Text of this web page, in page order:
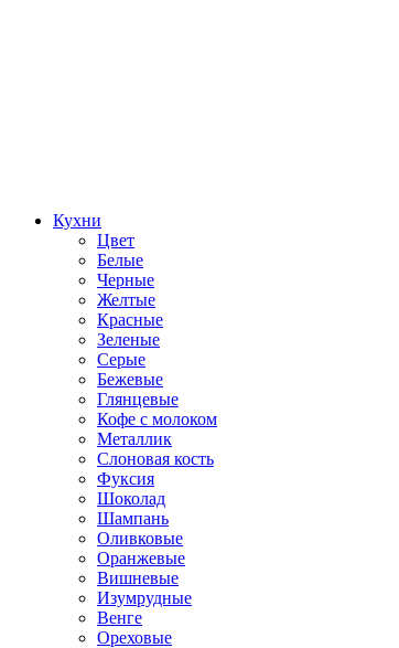
Кухни
Цвет
Белые
Черные
Желтые
Красные
Зеленые
Серые
Бежевые
Глянцевые
Кофе с молоком
Металлик
Слоновая кость
Фуксия
Шоколад
Шампань
Оливковые
Оранжевые
Вишневые
Изумрудные
Венге
Ореховые